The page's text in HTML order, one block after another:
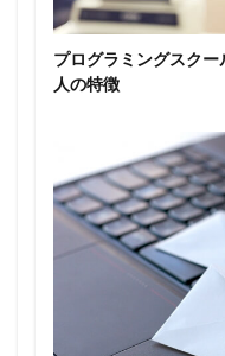
プログラミングスク
人の特徴